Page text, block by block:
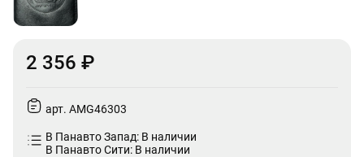
2 356 ₽
арт. AMG46303
В Панавто Запад: В наличии
В Панавто Сити: В наличии